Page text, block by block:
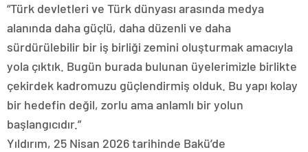
“Türk devletleri ve Türk dünyası arasında medya
alanında daha güçlü, daha düzenli ve daha
sürdürülebilir bir iş birliği zemini oluşturmak amacıyla
yola çıktık. Bugün burada bulunan üyelerimizle birlikte
çekirdek kadromuzu güçlendirmiş olduk. Bu yapı kolay
bir hedefin değil, zorlu ama anlamlı bir yolun
başlangıcıdır.”
Yıldırım, 25 Nisan 2026 tarihinde Bakü’de